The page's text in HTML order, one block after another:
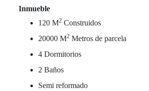
Inmueble
120 M2 Construidos
20000 M2 Metros de parcela
4 Dormitorios
2 Baños
Semi reformado